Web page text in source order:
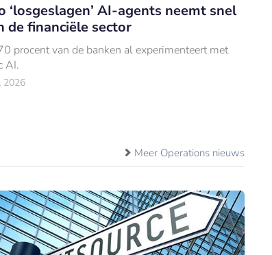
‘losgeslagen’ AI-agents neemt snel
de financiële sector
procent van de banken al experimenteert met
AI.
2026
Meer Operations nieuws